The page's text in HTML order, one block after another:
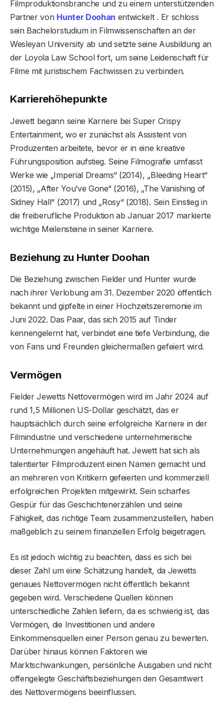
Filmproduktionsbranche und zu einem unterstützenden
Partner von Hunter Doohan entwickelt . Er schloss
sein Bachelorstudium in Filmwissenschaften an der
Wesleyan University ab und setzte seine Ausbildung an
der Loyola Law School fort, um seine Leidenschaft für
Filme mit juristischem Fachwissen zu verbinden.
Karrierehöhepunkte
Jewett begann seine Karriere bei Super Crispy
Entertainment, wo er zunächst als Assistent von
Produzenten arbeitete, bevor er in eine kreative
Führungsposition aufstieg. Seine Filmografie umfasst
Werke wie „Imperial Dreams“ (2014), „Bleeding Heart“
(2015), „After You’ve Gone“ (2016), „The Vanishing of
Sidney Hall“ (2017) und „Rosy“ (2018). Sein Einstieg in
die freiberufliche Produktion ab Januar 2017 markierte
wichtige Meilensteine ​​in seiner Karriere.
Beziehung zu Hunter Doohan
Die Beziehung zwischen Fielder und Hunter wurde
nach ihrer Verlobung am 31. Dezember 2020 öffentlich
bekannt und gipfelte in einer Hochzeitszeremonie im
Juni 2022. Das Paar, das sich 2015 auf Tinder
kennengelernt hat, verbindet eine tiefe Verbindung, die
von Fans und Freunden gleichermaßen gefeiert wird.
Vermögen
Fielder Jewetts Nettovermögen wird im Jahr 2024 auf
rund 1,5 Millionen US-Dollar geschätzt, das er
hauptsächlich durch seine erfolgreiche Karriere in der
Filmindustrie und verschiedene unternehmerische
Unternehmungen angehäuft hat. Jewett hat sich als
talentierter Filmproduzent einen Namen gemacht und
an mehreren von Kritikern gefeierten und kommerziell
erfolgreichen Projekten mitgewirkt. Sein scharfes
Gespür für das Geschichtenerzählen und seine
Fähigkeit, das richtige Team zusammenzustellen, haben
maßgeblich zu seinem finanziellen Erfolg beigetragen.
Es ist jedoch wichtig zu beachten, dass es sich bei
dieser Zahl um eine Schätzung handelt, da Jewetts
genaues Nettovermögen nicht öffentlich bekannt
gegeben wird. Verschiedene Quellen können
unterschiedliche Zahlen liefern, da es schwierig ist, das
Vermögen, die Investitionen und andere
Einkommensquellen einer Person genau zu bewerten.
Darüber hinaus können Faktoren wie
Marktschwankungen, persönliche Ausgaben und nicht
offengelegte Geschäftsbeziehungen den Gesamtwert
des Nettovermögens beeinflussen.